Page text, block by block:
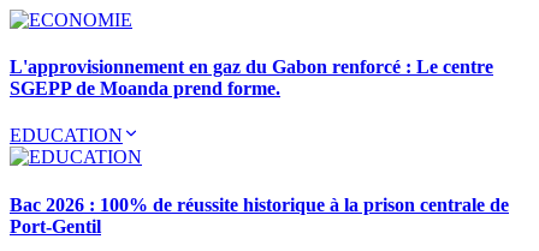
L'approvisionnement en gaz du Gabon renforcé : Le centre
SGEPP de Moanda prend forme.
EDUCATION
Bac 2026 : 100% de réussite historique à la prison centrale de
Port-Gentil